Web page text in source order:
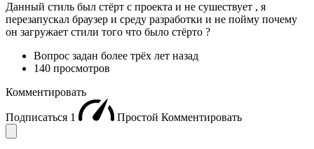
Данный стиль был стёрт с проекта и не сушествует , я
перезапускал браузер и среду разработки и не пойму почему
он загружает стили того что было стёрто ?
Вопрос задан более трёх лет назад
140 просмотров
Комментировать
Подписаться 1 Простой Комментировать